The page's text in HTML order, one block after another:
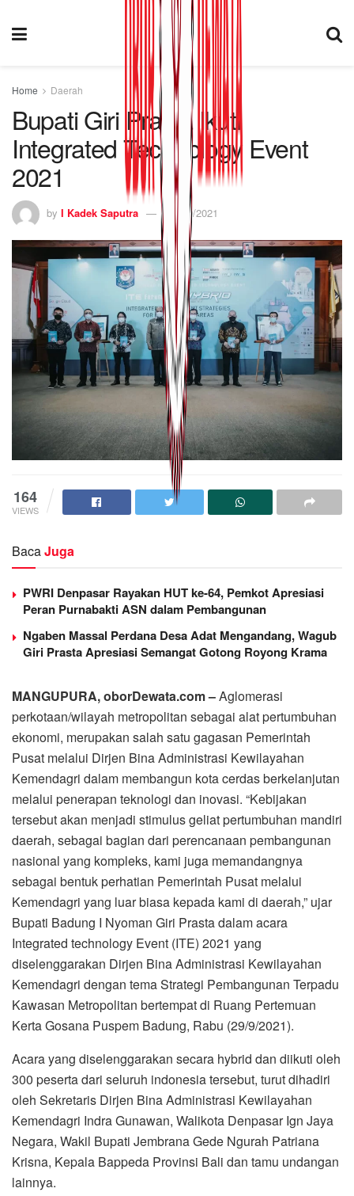
Home Daerah
Bupati Giri Prasta Ikuti
Integrated Technology Event
2021
by I Kadek Saputra 29/09/2021
164
VIEWS
BacaJuga
PWRI Denpasar Rayakan HUT ke-64, Pemkot Apresiasi
Peran Purnabakti ASN dalam Pembangunan
Ngaben Massal Perdana Desa Adat Mengandang, Wagub
Giri Prasta Apresiasi Semangat Gotong Royong Krama
MANGUPURA, oborDewata.com –Aglomerasi
perkotaan/wilayah metropolitan sebagai alat pertumbuhan
ekonomi, merupakan salah satu gagasan Pemerintah
Pusat melalui Dirjen Bina Administrasi Kewilayahan
Kemendagri dalam membangun kota cerdas berkelanjutan
melalui penerapan teknologi dan inovasi. “Kebijakan
tersebut akan menjadi stimulus geliat pertumbuhan mandiri
daerah, sebagai bagian dari perencanaan pembangunan
nasional yang kompleks, kami juga memandangnya
sebagai bentuk perhatian Pemerintah Pusat melalui
Kemendagri yang luar biasa kepada kami di daerah,” ujar
Bupati Badung I Nyoman Giri Prasta dalam acara
Integrated technology Event (ITE) 2021 yang
diselenggarakan Dirjen Bina Administrasi Kewilayahan
Kemendagri dengan tema Strategi Pembangunan Terpadu
Kawasan Metropolitan bertempat di Ruang Pertemuan
Kerta Gosana Puspem Badung, Rabu (29/9/2021).
Acara yang diselenggarakan secara hybrid dan diikuti oleh
300 peserta dari seluruh indonesia tersebut, turut dihadiri
oleh Sekretaris Dirjen Bina Administrasi Kewilayahan
Kemendagri Indra Gunawan, Walikota Denpasar Ign Jaya
Negara, Wakil Bupati Jembrana Gede Ngurah Patriana
Krisna, Kepala Bappeda Provinsi Bali dan tamu undangan
lainnya.